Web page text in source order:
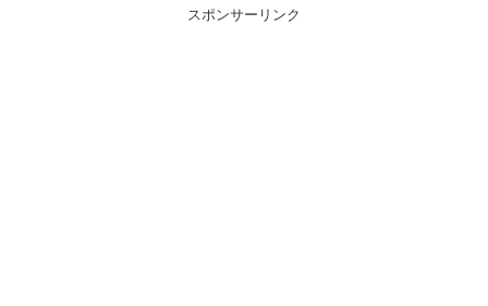
スポンサーリンク